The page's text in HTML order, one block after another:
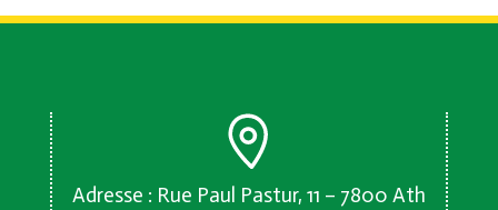
Adresse : Rue Paul Pastur, 11 – 7800 Ath